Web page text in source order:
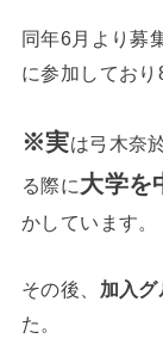
同年6月より募
に参加しており
※実は弓木奈
る際に大学を
かしています。
その後、 加入
た。